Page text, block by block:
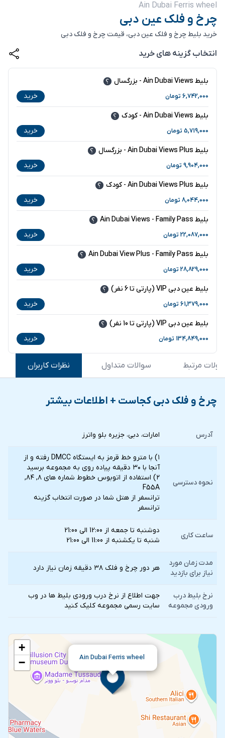
Ain Dubai Ferris wheel
چرخ و فلک عین دبی
خرید بلیط چرخ و فلک عین دبی، قیمت چرخ و فلک دبی
انتخاب گزینه های خرید
بلیط Ain Dubai Views - بزرگسال
6,742,000 تومان خرید
بلیط Ain Dubai Views - کودک
5,719,000 تومان خرید
بلیط Ain Dubai Views Plus - بزرگسال
9,904,000 تومان خرید
بلیط Ain Dubai Views Plus - کودک
8,044,000 تومان خرید
بلیط Ain Dubai Views - Family Pass
22,087,000 تومان خرید
بلیط Ain Dubai View Plus - Family Pass
28,829,000 تومان خرید
بلیط عین دبی VIP (پارتی تا 6 نفر)
61,379,000 تومان خرید
بلیط عین دبی VIP (پارتی تا 10 نفر)
134,849,000 تومان خرید
مرتبط سوالات متداول نظرات کاربران
چرخ و فلک دبی کجاست + اطلاعات بیشتر
آدرس امارات، دبی، جزیره بلو واترز
نحوه دسترسی
۱) با مترو خط قرمز به ایستگاه DMCC رفته و از
آنجا با ۳۰ دقیقه پیاده روی به مجموعه برسید
۲) استفاده از اتوبوس خطوط شماره های ۸, ۸۴,
F55A
ترانسفر از هتل شما در صورت انتخاب گزينه
ترانسفر
ساعت کاری
دوشنبه تا جمعه از 12:00 الی 21:00
شنبه تا یکشنبه از 11:00 الی 21:00
مدت زمان مورد
نیاز برای بازدید
هر دور چرخ و فلک ۳۸ دقیقه زمان نیاز دارد
نرخ بلیط درب
ورودی مجموعه
جهت اطلاع از نرخ درب ورودی بلیط ها در وب
سایت رسمی مجموعه کلیک کنید
Ain Dubai Ferris wheel
+
−